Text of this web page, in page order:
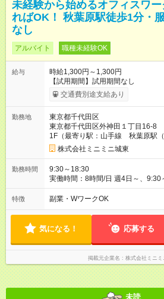
未経験から始めるオフィスワ
ればOK！ 秋葉原駅徒歩1分・
なし
アルバイト 職種未経験OK
給与
時給1,300円～1,300円
【試用期間】試用期間なし
交通費別途支給あり
勤務地
東京都千代田区
東京都千代田区外神田１丁目16-
1F（最寄り駅：山手線 秋葉原駅（
株式会社ミニミニ城東
勤務時間
9:30～18:30
実働時間：8時間/日 週4日～、9:30
OK！ あなたのライフスタイルに合わせて、無理のない勤務時間
を一緒に決めましょう。 ガッツリ
て働きたい方にオススメ。
特徴 副業・WワークOK
気になる！ 応募する
掲載元企業名 株式会社ミニミ
未読